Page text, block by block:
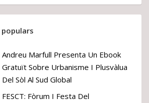
Andreu Marfull Presenta Un Ebook
Gratuït Sobre Urbanisme I Plusvàlua
Del Sòl Al Sud Global
FESCT: Fòrum I Festa Del